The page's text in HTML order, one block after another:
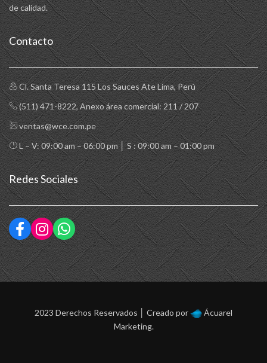
de calidad.
Contacto
Cl. Santa Teresa 115 Los Sauces Ate Lima, Perú
(511) 471-8222, Anexo área comercial: 211 / 207
ventas@wce.com.pe
L – V: 09:00 am – 06:00 pm │ S : 09:00 am – 01:00 pm
Redes Sociales
2023 Derechos Reservados │ Creado por
Ácuarel
Marketing.